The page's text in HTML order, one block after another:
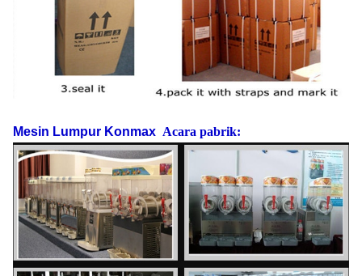
Mesin Lumpur Konmax Acara pabrik: